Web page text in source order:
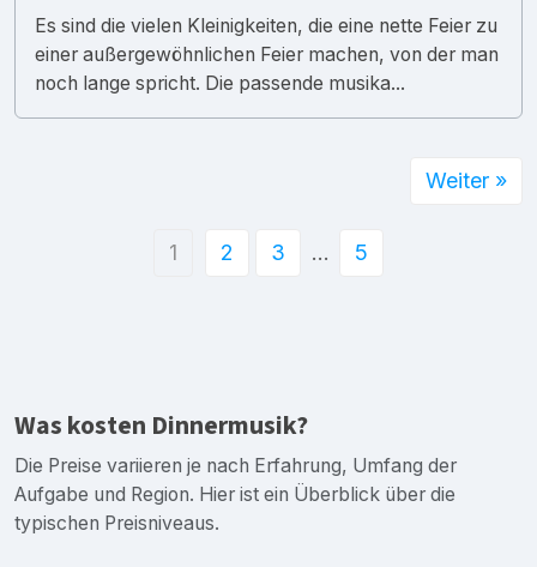
Es sind die vielen Kleinigkeiten, die eine nette Feier zu
einer außergewöhnlichen Feier machen, von der man
noch lange spricht. Die passende musika...
1 2 3 … 5
Weiter »
Was kosten Dinnermusik?
Die Preise variieren je nach Erfahrung, Umfang der
Aufgabe und Region. Hier ist ein Überblick über die
typischen Preisniveaus.